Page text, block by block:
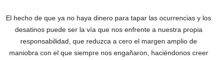
El hecho de que ya no haya dinero para tapar las ocurrencias y los
desatinos puede ser la vía que nos enfrente a nuestra propia
responsabilidad, que reduzca a cero el margen amplio de
maniobra con el que siempre nos engañaron, haciéndonos creer